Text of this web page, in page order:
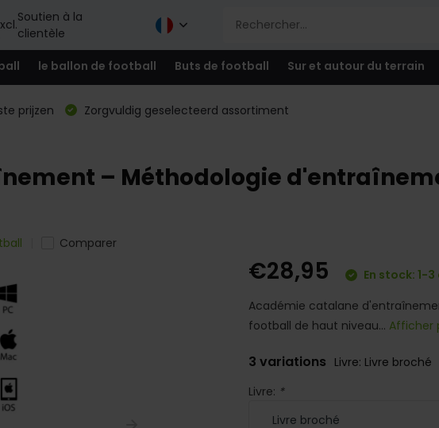
Soutien à la
clientèle
le ballon de football Buts de football Sur et autour du terrain
prijzen
Zorgvuldig geselecteerd assortiment
– Méthodologie
Comparer
€28,95
En stock: 1-
Académie catalane
football de haut niveau... Afficher
3 variations Livre: Livre broché
Livre: *